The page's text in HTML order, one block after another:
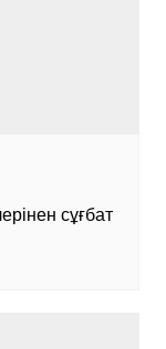
сұғбат